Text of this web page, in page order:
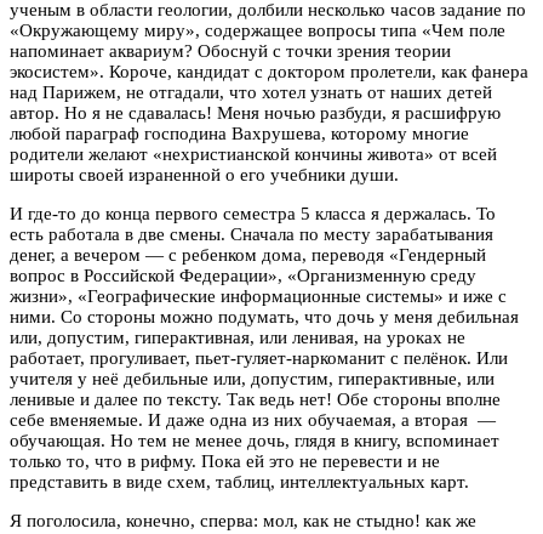
ученым в области геологии, долбили несколько часов задание по
«Окружающему миру», содержащее вопросы типа «Чем поле
напоминает аквариум? Обоснуй с точки зрения теории
экосистем». Короче, кандидат с доктором пролетели, как фанера
над Парижем, не отгадали, что хотел узнать от наших детей
автор. Но я не сдавалась! Меня ночью разбуди, я расшифрую
любой параграф господина Вахрушева, которому многие
родители желают «нехристианской кончины живота» от всей
широты своей израненной о его учебники души.
И где-то до конца первого семестра 5 класса я держалась. То
есть работала в две смены. Сначала по месту зарабатывания
денег, а вечером — с ребенком дома, переводя «Гендерный
вопрос в Российской Федерации», «Организменную среду
жизни», «Географические информационные системы» и иже с
ними. Со стороны можно подумать, что дочь у меня дебильная
или, допустим, гиперактивная, или ленивая, на уроках не
работает, прогуливает, пьет-гуляет-наркоманит с пелёнок. Или
учителя у неё дебильные или, допустим, гиперактивные, или
ленивые и далее по тексту. Так ведь нет! Обе стороны вполне
себе вменяемые. И даже одна из них обучаемая, а вторая —
обучающая. Но тем не менее дочь, глядя в книгу, вспоминает
только то, что в рифму. Пока ей это не перевести и не
представить в виде схем, таблиц, интеллектуальных карт.
Я поголосила, конечно, сперва: мол, как не стыдно! как же